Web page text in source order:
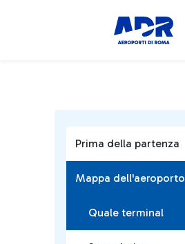
Prima della partenza
Mappa dell'aeroporto
Quale terminal